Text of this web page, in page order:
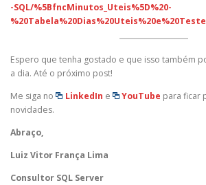
-SQL/%5BfncMinutos_Uteis%5D%20-
Espero que tenha gostado e que isso também
a dia. Até o próximo post!
Me siga no
LinkedIn e YouTube para ficar
novidades.
Abraço,
Luiz Vitor França Lima
Consultor SQL Server